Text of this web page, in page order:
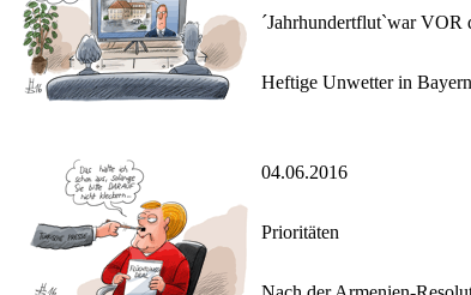
´Jahrhundertflut`war VOR
Heftige Unwetter in
04.06.2016
Prioritäten